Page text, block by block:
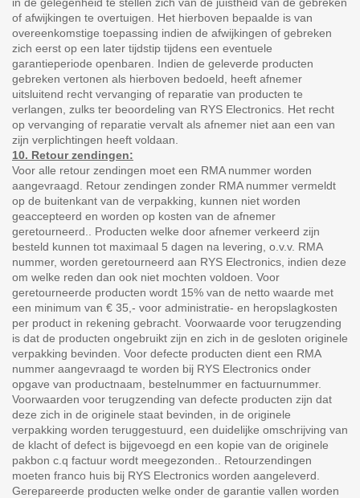
of afwijkingen te overtuigen. Het hierboven bepaalde is van
overeenkomstige toepassing indien de afwijkingen of gebreken
zich eerst op een later tijdstip tijdens een eventuele
garantieperiode openbaren. Indien de geleverde producten
gebreken vertonen als hierboven bedoeld, heeft afnemer
uitsluitend recht vervanging of reparatie van producten te
verlangen, zulks ter beoordeling van RYS Electronics. Het recht
op vervanging of reparatie vervalt als afnemer niet aan een van
zijn verplichtingen heeft voldaan.
10. Retour zendingen:
Voor alle retour zendingen moet een RMA nummer worden
aangevraagd. Retour zendingen zonder RMA nummer vermeldt
op de buitenkant van de verpakking, kunnen niet worden
geaccepteerd en worden op kosten van de afnemer
geretourneerd.. Producten welke door afnemer verkeerd zijn
besteld kunnen tot maximaal 5 dagen na levering, o.v.v. RMA
nummer, worden geretourneerd aan RYS Electronics, indien deze
om welke reden dan ook niet mochten voldoen. Voor
geretourneerde producten wordt 15% van de netto waarde met
een minimum van € 35,- voor administratie- en heropslagkosten
per product in rekening gebracht. Voorwaarde voor terugzending
is dat de producten ongebruikt zijn en zich in de gesloten originele
verpakking bevinden. Voor defecte producten dient een RMA
nummer aangevraagd te worden bij RYS Electronics onder
opgave van productnaam, bestelnummer en factuurnummer.
Voorwaarden voor terugzending van defecte producten zijn dat
deze zich in de originele staat bevinden, in de originele
verpakking worden teruggestuurd, een duidelijke omschrijving van
de klacht of defect is bijgevoegd en een kopie van de originele
pakbon c.q factuur wordt meegezonden.. Retourzendingen
moeten franco huis bij RYS Electronics worden aangeleverd.
Gerepareerde producten welke onder de garantie vallen worden